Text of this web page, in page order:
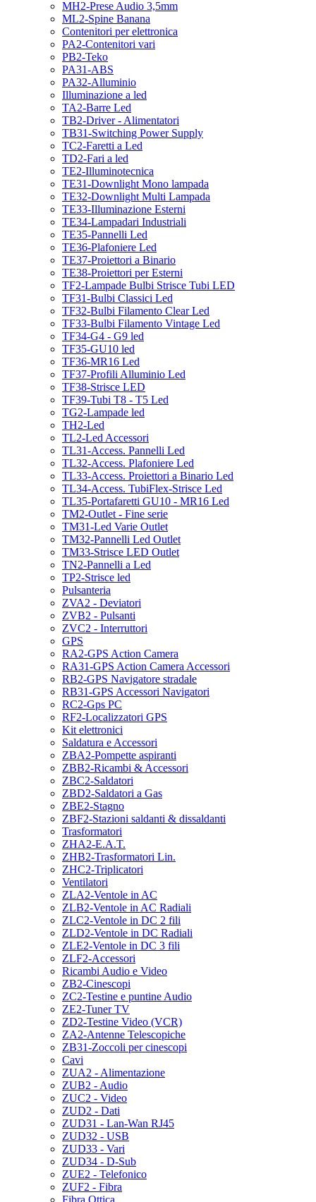
MH2-Prese Audio 3,5mm
ML2-Spine Banana
Contenitori per elettronica
PA2-Contenitori vari
PB2-Teko
PA31-ABS
PA32-Alluminio
Illuminazione a led
TA2-Barre Led
TB2-Driver - Alimentatori
TB31-Switching Power Supply
TC2-Faretti a Led
TD2-Fari a led
TE2-Illuminotecnica
TE31-Downlight Mono lampada
TE32-Downlight Multi Lampada
TE33-Illuminazione Esterni
TE34-Lampadari Industriali
TE35-Pannelli Led
TE36-Plafoniere Led
TE37-Proiettori a Binario
TE38-Proiettori per Esterni
TF2-Lampade Bulbi Strisce Tubi LED
TF31-Bulbi Classici Led
TF32-Bulbi Filamento Clear Led
TF33-Bulbi Filamento Vintage Led
TF34-G4 - G9 led
TF35-GU10 led
TF36-MR16 Led
TF37-Profili Alluminio Led
TF38-Strisce LED
TF39-Tubi T8 - T5 Led
TG2-Lampade led
TH2-Led
TL2-Led Accessori
TL31-Access. Pannelli Led
TL32-Access. Plafoniere Led
TL33-Access. Proiettori a Binario Led
TL34-Access. TubiFlex-Strisce Led
TL35-Portafaretti GU10 - MR16 Led
TM2-Outlet - Fine serie
TM31-Led Varie Outlet
TM32-Pannelli Led Outlet
TM33-Strisce LED Outlet
TN2-Pannelli a Led
TP2-Strisce led
Pulsanteria
ZVA2 - Deviatori
ZVB2 - Pulsanti
ZVC2 - Interruttori
GPS
RA2-GPS Action Camera
RA31-GPS Action Camera Accessori
RB2-GPS Navigatore stradale
RB31-GPS Accessori Navigatori
RC2-Gps PC
RF2-Localizzatori GPS
Kit elettronici
Saldatura e Accessori
ZBA2-Pompette aspiranti
ZBB2-Ricambi & Accessori
ZBC2-Saldatori
ZBD2-Saldatori a Gas
ZBE2-Stagno
ZBF2-Stazioni saldanti & dissaldanti
Trasformatori
ZHA2-E.A.T.
ZHB2-Trasformatori Lin.
ZHC2-Triplicatori
Ventilatori
ZLA2-Ventole in AC
ZLB2-Ventole in AC Radiali
ZLC2-Ventole in DC 2 fili
ZLD2-Ventole in DC Radiali
ZLE2-Ventole in DC 3 fili
ZLF2-Accessori
Ricambi Audio e Video
ZB2-Cinescopi
ZC2-Testine e puntine Audio
ZE2-Tuner TV
ZD2-Testine Video (VCR)
ZA2-Antenne Telescopiche
ZB31-Zoccoli per cinescopi
Cavi
ZUA2 - Alimentazione
ZUB2 - Audio
ZUC2 - Video
ZUD2 - Dati
ZUD31 - Lan-Wan RJ45
ZUD32 - USB
ZUD33 - Vari
ZUD34 - D-Sub
ZUE2 - Telefonico
ZUF2 - Fibra
Fibra Ottica